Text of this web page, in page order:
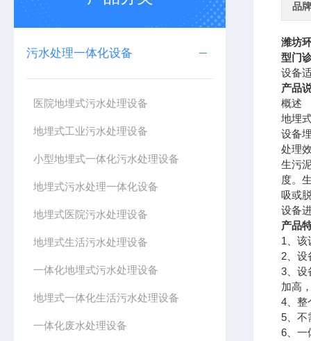
污水处理一体化设备
医院地埋式污水处理设备
地埋式工业污水处理设备
小型地埋式一体化污水处理设备
地埋式污水处理一体化设备
地埋式医院污水处理设备
地埋式生活污水处理设备
一体化地埋式污水处理设备
地埋式一体化生活污水处理设备
一体化废水处理设备
品牌
潍坊
型门
设备
产品
概述
地埋
设备
处理
生污
度。
吸或
设备
产品
1 、
2 、
3 、
加高
4 、
5 、
6 、